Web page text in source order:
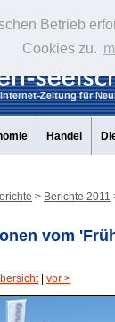
Betrieb
Cookies zu.
Handel
> Berichte 2011
vom
| vor >